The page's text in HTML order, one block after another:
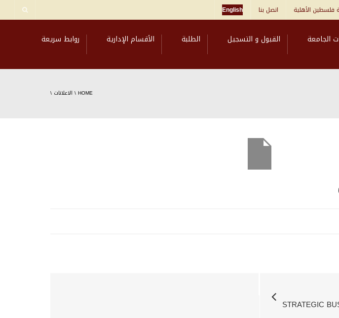
فلسطين الأهلية اتصل بنا English
الجامعة القبول و التسجيل الطلبة الأقسام الإدارية روابط سريعة
HOME
\ الاعلانات \
STRATEGIC